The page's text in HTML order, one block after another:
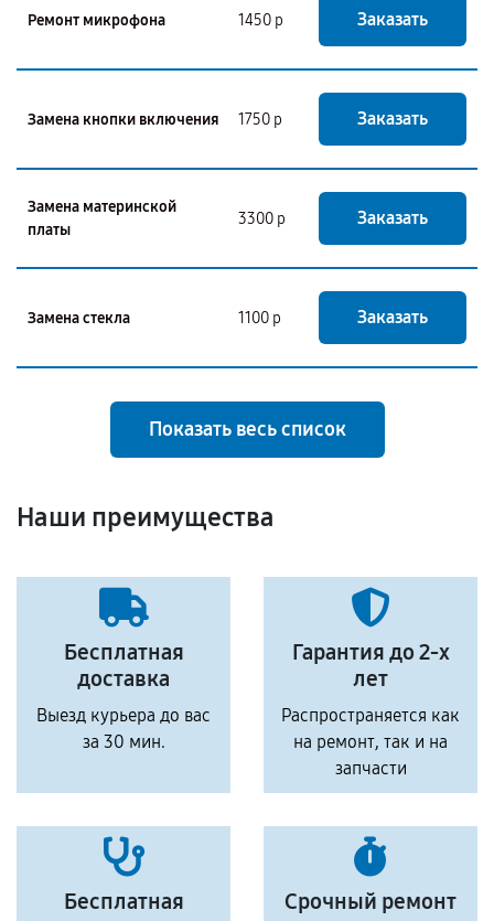
Ремонт микрофона 1450 р Заказать
Замена кнопки включения 1750 р Заказать
Замена материнской
платы
3300 р Заказать
Замена стекла 1100 р Заказать
Показать весь список
Наши преимущества
Бесплатная
доставка
Выезд курьера до вас
за 30 мин.
Гарантия до 2-х
лет
Распространяется как
на ремонт, так и на
запчасти
Бесплатная
Срочный ремонт